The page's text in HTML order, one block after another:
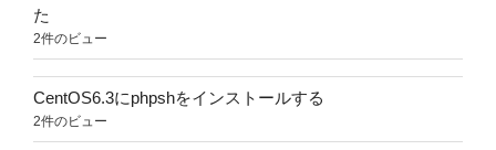
た
2件のビュー
CentOS6.3にphpshをインストールする
2件のビュー